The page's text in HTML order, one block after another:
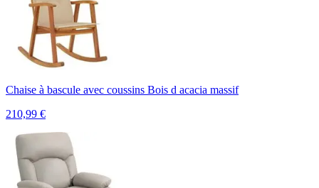
Chaise à bascule avec coussins Bois d acacia massif
210,99 €